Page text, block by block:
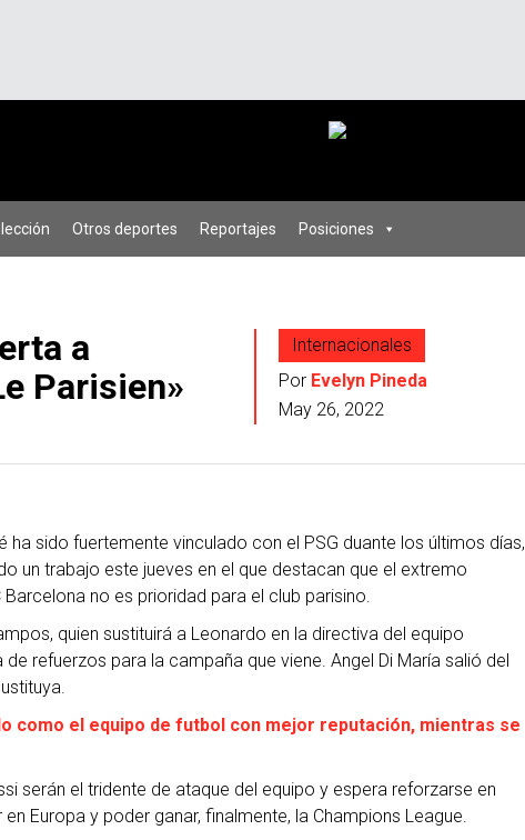
Otros deportes Reportajes Posiciones
a
Parisien»
Internacionales
Por Evelyn Pineda
May 26, 2022
ha sido fuertemente vinculado con el PSG duante los últimos días,
un trabajo este jueves en el que destacan que el extremo
no es prioridad para el club parisino.
quien sustituirá a Leonardo en la directiva del equipo
refuerzos para la campaña que viene. Angel Di María salió del
como el equipo de futbol con mejor reputación, mientras se
serán el tridente de ataque del equipo y espera reforzarse en
Europa y poder ganar, finalmente, la Champions League.